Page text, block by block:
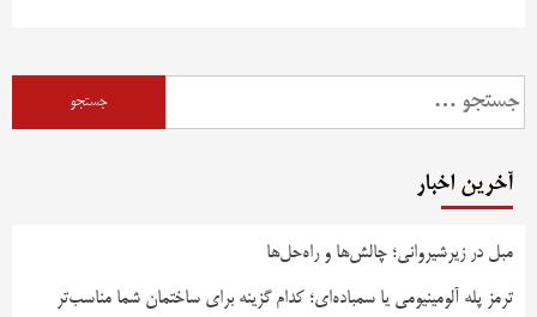
آخرین اخبار
مبل در زیرشیروانی؛ چالش‌ها و راه‌حل‌ها
ترمز پله آلومینیومی یا سمباده‌ای؛ کدام گزینه برای ساختمان شما مناسب‌تر